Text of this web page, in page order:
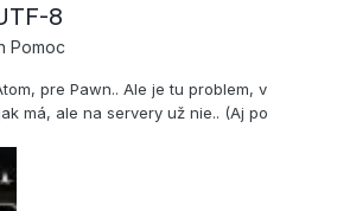
8
Pomoc
pre Pawn.. Ale je tu problem, v
má, ale na servery už nie.. (Aj po